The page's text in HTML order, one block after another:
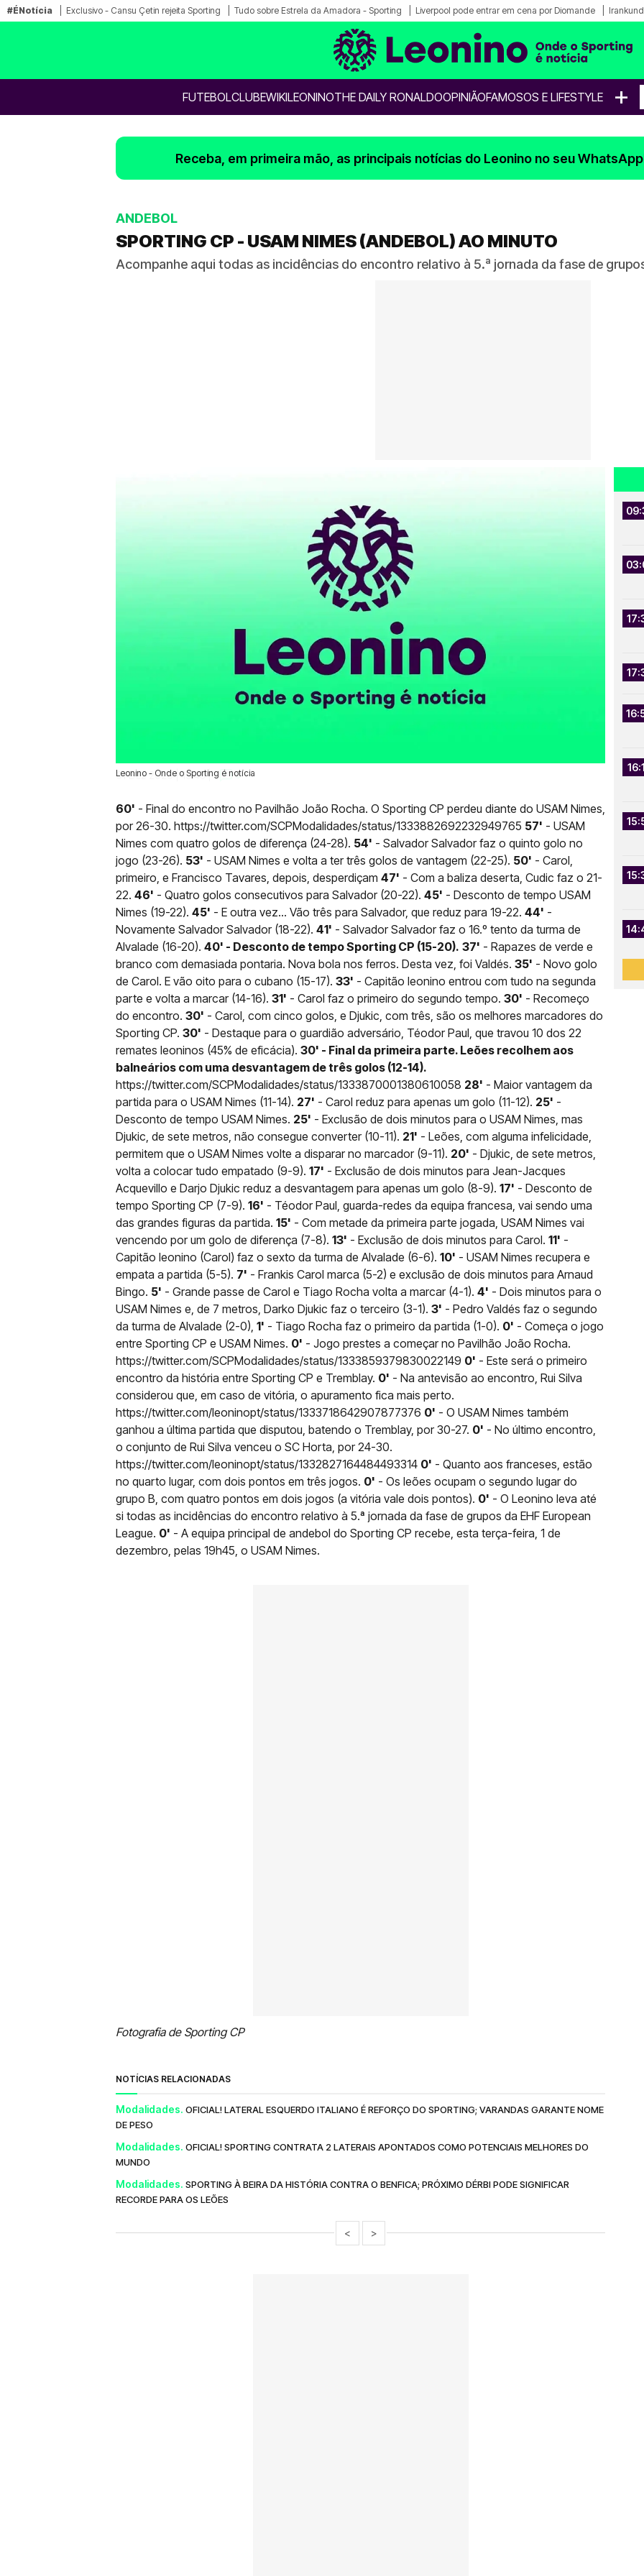
#ÉNotícia Exclusivo - Cansu Çetin rejeita Sporting Tudo sobre Estrela da Amadora - Sporting Liverpool pode entrar em cena por Diomande
FUTEBOLCLUBEWIKILEONINOTHE DAILY RONALDOOPINIÃOFAMOSOS E LIFESTYLE +
Receba, em primeira mão, as principais notícias do Leonino no seu
ANDEBOL
SPORTING CP - USAM NIMES (ANDEBOL) AO MINUTO
Acompanhe aqui todas as incidências do encontro relativo à 5.ª jornada da fase de
Leonino - Onde o Sporting é notícia
01 Dez 2020 | 19:45 | 0
60' - Final do encontro no Pavilhão João Rocha. O Sporting CP perdeu diante do USAM Nimes,
por 26-30. https://twitter.com/SCPModalidades/status/1333882692232949765 57' - USAM
Nimes com quatro golos de diferença (24-28). 54' - Salvador Salvador faz o quinto golo no
jogo (23-26). 53' - USAM Nimes e volta a ter três golos de vantagem (22-25). 50' - Carol,
primeiro, e Francisco Tavares, depois, desperdiçam 47' - Com a baliza deserta, Cudic faz o 21-
22. 46' - Quatro golos consecutivos para Salvador (20-22). 45' - Desconto de tempo USAM
Nimes (19-22). 45' - E outra vez... Vão três para Salvador, que reduz para 19-22. 44' -
Novamente Salvador Salvador (18-22). 41' - Salvador Salvador faz o 16.º tento da turma de
Alvalade (16-20). 40' - Desconto de tempo Sporting CP (15-20). 37' - Rapazes de verde e
branco com demasiada pontaria. Nova bola nos ferros. Desta vez, foi Valdés. 35' - Novo golo
de Carol. E vão oito para o cubano (15-17). 33' - Capitão leonino entrou com tudo na segunda
parte e volta a marcar (14-16). 31' - Carol faz o primeiro do segundo tempo. 30' - Recomeço
do encontro. 30' - Carol, com cinco golos, e Djukic, com três, são os melhores marcadores do
Sporting CP. 30' - Destaque para o guardião adversário, Téodor Paul, que travou 10 dos 22
remates leoninos (45% de eficácia). 30' - Final da primeira parte. Leões recolhem aos
balneários com uma desvantagem de três golos (12-14).
https://twitter.com/SCPModalidades/status/1333870001380610058 28' - Maior vantagem da
partida para o USAM Nimes (11-14). 27' - Carol reduz para apenas um golo (11-12). 25' -
Desconto de tempo USAM Nimes. 25' - Exclusão de dois minutos para o USAM Nimes, mas
Djukic, de sete metros, não consegue converter (10-11). 21' - Leões, com alguma infelicidade,
permitem que o USAM Nimes volte a disparar no marcador (9-11). 20' - Djukic, de sete metros,
volta a colocar tudo empatado (9-9). 17' - Exclusão de dois minutos para Jean-Jacques
Acquevillo e Darjo Djukic reduz a desvantagem para apenas um golo (8-9). 17' - Desconto de
tempo Sporting CP (7-9). 16' - Téodor Paul, guarda-redes da equipa francesa, vai sendo uma
das grandes figuras da partida. 15' - Com metade da primeira parte jogada, USAM Nimes vai
vencendo por um golo de diferença (7-8). 13' - Exclusão de dois minutos para Carol. 11' -
Capitão leonino (Carol) faz o sexto da turma de Alvalade (6-6). 10' - USAM Nimes recupera e
empata a partida (5-5). 7' - Frankis Carol marca (5-2) e exclusão de dois minutos para Arnaud
Bingo. 5' - Grande passe de Carol e Tiago Rocha volta a marcar (4-1). 4' - Dois minutos para o
USAM Nimes e, de 7 metros, Darko Djukic faz o terceiro (3-1). 3' - Pedro Valdés faz o segundo
da turma de Alvalade (2-0), 1' - Tiago Rocha faz o primeiro da partida (1-0). 0' - Começa o jogo
entre Sporting CP e USAM Nimes. 0' - Jogo prestes a começar no Pavilhão João Rocha.
https://twitter.com/SCPModalidades/status/1333859379830022149 0' - Este será o primeiro
encontro da história entre Sporting CP e Tremblay. 0' - Na antevisão ao encontro, Rui Silva
considerou que, em caso de vitória, o apuramento fica mais perto.
https://twitter.com/leoninopt/status/1333718642907877376 0' - O USAM Nimes também
ganhou a última partida que disputou, batendo o Tremblay, por 30-27. 0' - No último encontro,
o conjunto de Rui Silva venceu o SC Horta, por 24-30.
https://twitter.com/leoninopt/status/1332827164484493314 0' - Quanto aos franceses, estão
no quarto lugar, com dois pontos em três jogos. 0' - Os leões ocupam o segundo lugar do
grupo B, com quatro pontos em dois jogos (a vitória vale dois pontos). 0' - O Leonino leva até
si todas as incidências do encontro relativo à 5.ª jornada da fase de grupos da EHF European
League. 0' - A equipa principal de andebol do Sporting CP recebe, esta terça-feira, 1 de
dezembro, pelas 19h45, o USAM Nimes.
Fotografia de Sporting CP
NOTÍCIAS RELACIONADAS
Modalidades. OFICIAL! LATERAL ESQUERDO ITALIANO É REFORÇO DO SPORTING; VARANDAS GARANTE NOME
DE PESO
Modalidades. OFICIAL! SPORTING CONTRATA 2 LATERAIS APONTADOS COMO POTENCIAIS MELHORES DO
MUNDO
Modalidades. SPORTING À BEIRA DA HISTÓRIA CONTRA O BENFICA; PRÓXIMO DÉRBI PODE SIGNIFICAR
RECORDE PARA OS LEÕES
< >